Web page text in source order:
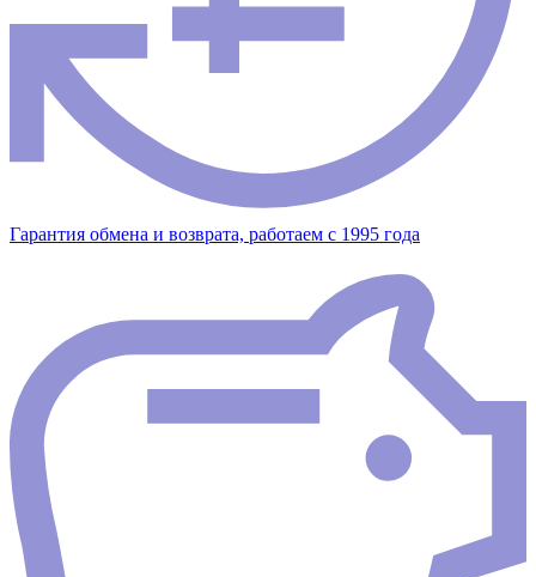
Гарантия обмена и возврата, работаем с 1995 года